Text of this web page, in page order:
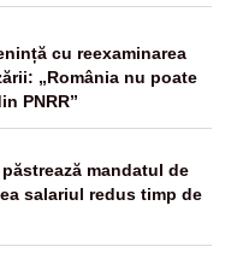
cu reexaminarea
„România nu poate
PNRR”
mandatul de
salariul redus timp de